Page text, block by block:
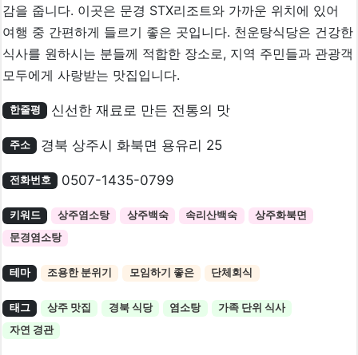
감을 줍니다. 이곳은 문경 STX리조트와 가까운 위치에 있어
여행 중 간편하게 들르기 좋은 곳입니다. 천운탕식당은 건강한
식사를 원하시는 분들께 적합한 장소로, 지역 주민들과 관광객
모두에게 사랑받는 맛집입니다.
한줄평 신선한 재료로 만든 전통의 맛
주소 경북 상주시 화북면 용유리 25
전화번호 0507-1435-0799
키워드 상주염소탕 상주백숙 속리산백숙
상주화북면
문경염소탕
테마 조용한 분위기 모임하기 좋은 단체회식
태그 상주 맛집 경북 식당 염소탕
가족 단위 식사
자연 경관